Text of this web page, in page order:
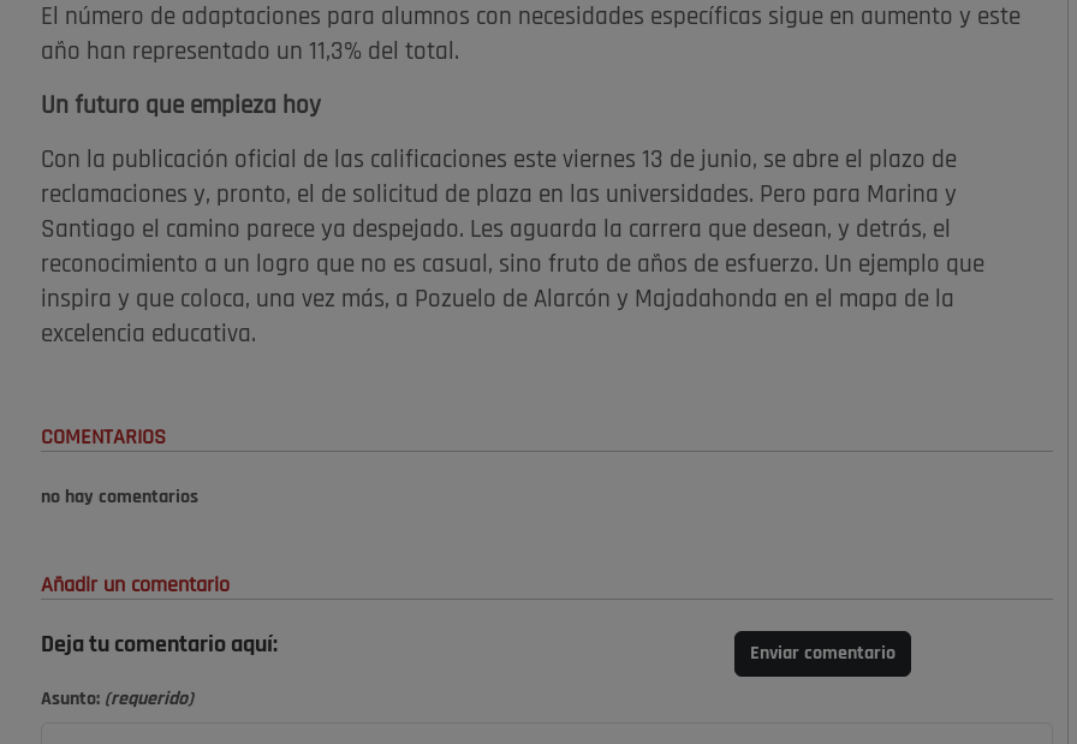
El número de adaptaciones para alumnos con necesidades específicas sigue en aumento y este
año han representado un 11,3% del total.
Un futuro que empieza hoy
Con la publicación oficial de las calificaciones este viernes 13 de junio, se abre el plazo de
reclamaciones y, pronto, el de solicitud de plaza en las universidades. Pero para Marina y
Santiago el camino parece ya despejado. Les aguarda la carrera que desean, y detrás, el
reconocimiento a un logro que no es casual, sino fruto de años de esfuerzo. Un ejemplo que
inspira y que coloca, una vez más, a Pozuelo de Alarcón y Majadahonda en el mapa de la
excelencia educativa.
COMENTARIOS
no hay comentarios
Añadir un comentario
Deja tu comentario aquí: Enviar comentario
Asunto: (requerido)